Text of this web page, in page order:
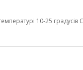
10-25 градусів